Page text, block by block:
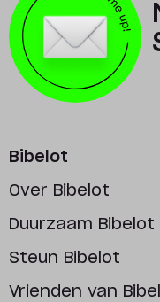
Bibelot
Over Bibelot
Duurzaam Bibelot
Steun Bibelot
Vrienden van